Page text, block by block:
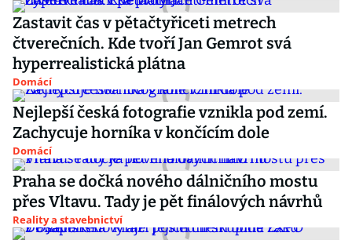
Zastavit čas v pětačtyřiceti metrech
čtverečních. Kde tvoří Jan Gemrot svá
hyperrealistická plátna
Domácí
Nejlepší česká fotografie vznikla pod zemí.
Zachycuje horníka v končícím dole
Domácí
Praha se dočká nového dálničního mostu
přes Vltavu. Tady je pět finálových návrhů
Reality a stavebnictví